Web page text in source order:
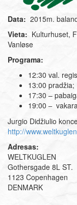
Data: 2015m.
Vieta: Kulturhuset,
Vanløse
Programa:
12:30 val.
13:00 pradžia;
17:30 –
19:00 –
Jurgio Didžiulio
http://
Adresas:
WELTKUGLEN
Gothersgade 8L ST.
1123 Copenhagen
DENMARK